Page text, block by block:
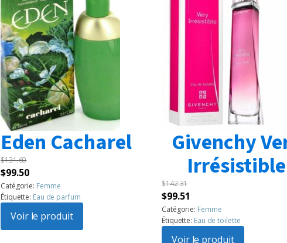
Eden Cacharel
$131.60
Le
prix
initial
était :
$131.60.
$99.50Le
prix
actuel
est :
$99.50.
Catégorie: Femme
Étiquette: Eau de parfum
Voir le produit
Givenchy
Irrésistible
$142.31
Le
prix
initial
était :
$99.51
prix
actuel
est :
Catégorie: Femme
Étiquette: Eau de toilette
Voir le produit